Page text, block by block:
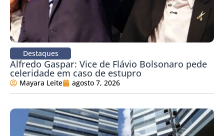
Destaques
Alfredo Gaspar: Vice de Flávio Bolsonaro pede
celeridade em caso de estupro
Mayara Leite agosto 7, 2026